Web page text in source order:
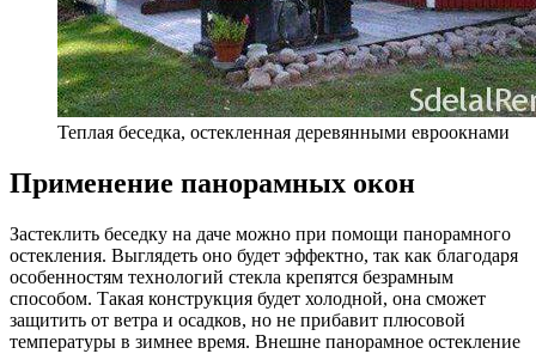
Теплая беседка, остекленная деревянными евроокнами
Применение панорамных окон
Застеклить беседку на даче можно при помощи панорамного
остекления. Выглядеть оно будет эффектно, так как благодаря
особенностям технологий стекла крепятся безрамным
способом. Такая конструкция будет холодной, она сможет
защитить от ветра и осадков, но не прибавит плюсовой
температуры в зимнее время. Внешне панорамное остекление